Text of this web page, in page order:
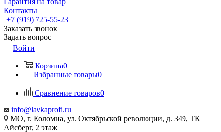
Гарантия на товар
Контакты
+7 (919) 725-55-23
Заказать звонок
Задать вопрос
Войти
Корзина0
Избранные товары0
Сравнение товаров0
info@lavkaprofi.ru
МО, г. Коломна, ул. Октябрьской революции, д. 349, ТК
Айсберг, 2 этаж